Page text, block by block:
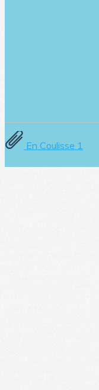
En Coulisse 1